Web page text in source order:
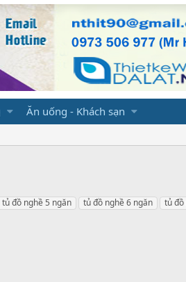
Ăn uống - Khách sạn
tủ đồ nghề 5 ngăn tủ đồ nghề 6 ngăn tủ đồ